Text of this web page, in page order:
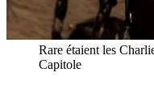
Rare étaient les
Capitole